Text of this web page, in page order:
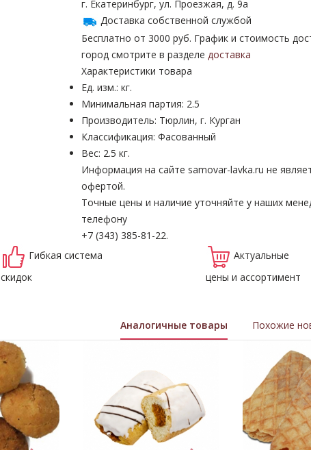
г. Екатеринбург, ул. Проезжая, д. 9а
Доставка собственной службой
Бесплатно от 3000 руб. График и стоимость
город смотрите в разделе доставка
Характеристики товара
Ед. изм.: кг.
Минимальная партия: 2.5
Производитель: Тюрлин, г. Курган
Классификация: Фасованный
Вес: 2.5 кг.
Информация на сайте samovar-lavka.ru не
офертой.
Точные цены и наличие уточняйте у наших
телефону
+7 (343) 385-81-22.
Гибкая система
скидок
Актуальные
цены и ассортимент
Аналогичные товары Похожие